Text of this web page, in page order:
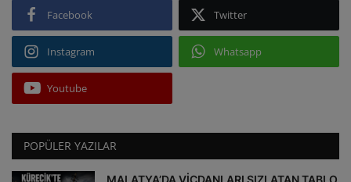
Facebook Twitter
Instagram Whatsapp
Youtube
POPÜLER YAZILAR
MALATYA’DA VİCDANLARI SIZLATAN TABLO